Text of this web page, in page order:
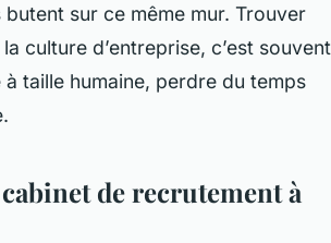
sur ce même mur. Trouver
culture d’entreprise, c’est souvent
taille humaine, perdre du temps
de recrutement à